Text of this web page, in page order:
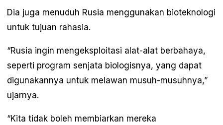
Dia juga menuduh Rusia menggunakan bioteknologi
untuk tujuan rahasia.
“Rusia ingin mengeksploitasi alat-alat berbahaya,
seperti program senjata biologisnya, yang dapat
digunakannya untuk melawan musuh-musuhnya,”
ujarnya.
“Kita tidak boleh membiarkan mereka